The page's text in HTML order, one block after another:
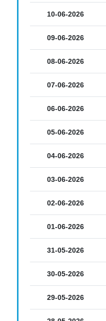
10-06-2026
09-06-2026
08-06-2026
07-06-2026
06-06-2026
05-06-2026
04-06-2026
03-06-2026
02-06-2026
01-06-2026
31-05-2026
30-05-2026
29-05-2026